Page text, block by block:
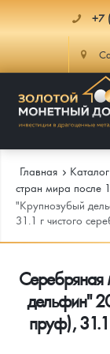
+7
Каталог
Инвестиционные
Монеты Россия и
Памятные и
Как сделать заказ
Подлинность монет
Доставка
Услуги
Главная Каталог
стран мира после
"Крупнозубый
31.1 г чистого
Серебряная
дельфин"
пруф),